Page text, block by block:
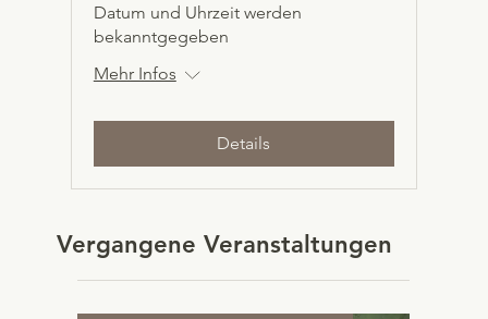
Datum und Uhrzeit werden
bekanntgegeben
Mehr Infos
Details
Vergangene Veranstaltungen